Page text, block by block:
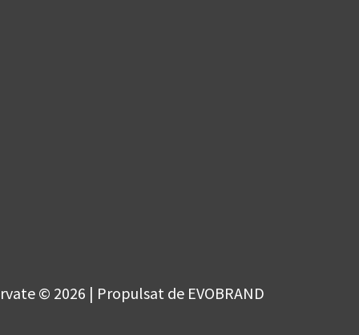
© 2026 | Propulsat de EVOBRAND